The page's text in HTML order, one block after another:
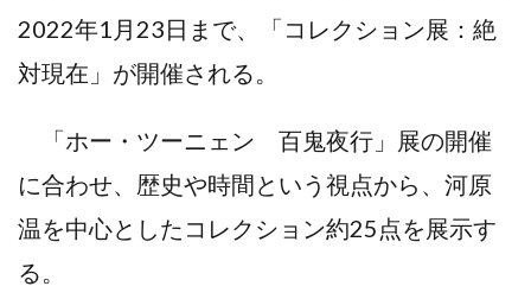
2022年1月23日まで、「コレクション展：絶
対現在」が開催される。
「ホー・ツーニェン 百鬼夜行」展の開催
に合わせ、歴史や時間という視点から、河原
温を中心としたコレクション約25点を展示す
る。